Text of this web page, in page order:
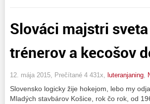
Slováci majstri
trénerov a kecošov
12. mája 2015, Prečítané 4 431x, luteranjaning
Slovensko logicky žije hokejom, lebo my
Mladých stavbárov Košice, rok čo rok, od